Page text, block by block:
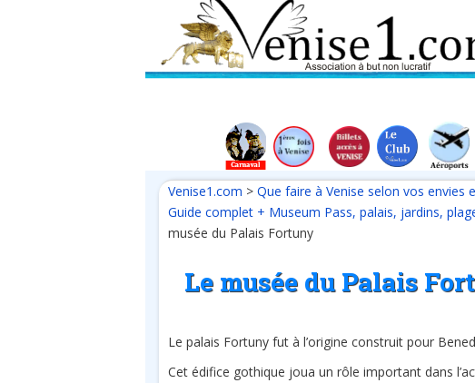
Venise1.com > Que faire à Venise selon vos envies
Guide complet + Museum Pass, palais, jardins,
musée du Palais Fortuny
Le musée du Palais
Le palais Fortuny fut à l’origine construit pour
Cet édifice gothique joua un rôle important dans